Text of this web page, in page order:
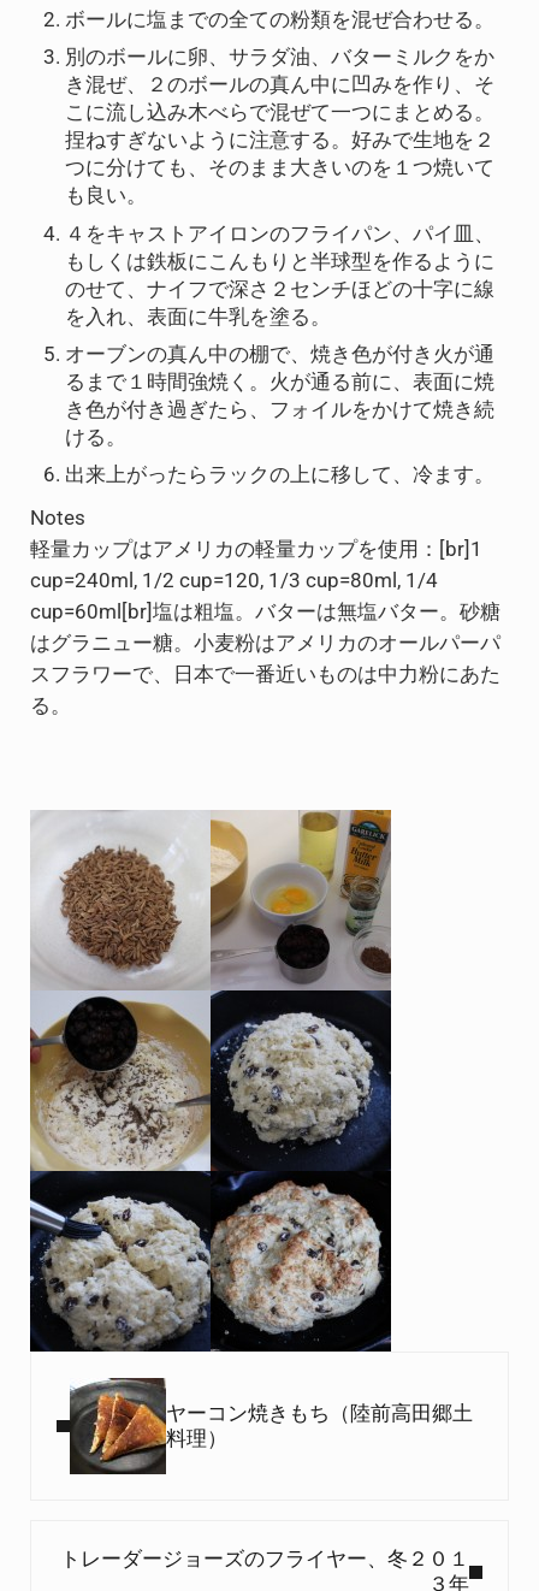
ボールに塩までの全ての粉類を混ぜ合わせる。
別のボールに卵、サラダ油、バターミルクをか
き混ぜ、２のボールの真ん中に凹みを作り、そ
こに流し込み木べらで混ぜて一つにまとめる。
捏ねすぎないように注意する。好みで生地を２
つに分けても、そのまま大きいのを１つ焼いて
も良い。
４をキャストアイロンのフライパン、パイ皿、
もしくは鉄板にこんもりと半球型を作るように
のせて、ナイフで深さ２センチほどの十字に線
を入れ、表面に牛乳を塗る。
オーブンの真ん中の棚で、焼き色が付き火が通
るまで１時間強焼く。火が通る前に、表面に焼
き色が付き過ぎたら、フォイルをかけて焼き続
ける。
出来上がったらラックの上に移して、冷ます。
Notes
軽量カップはアメリカの軽量カップを使用：[br]1
cup=240ml, 1/2 cup=120, 1/3 cup=80ml, 1/4
cup=60ml[br]塩は粗塩。バターは無塩バター。砂糖
はグラニュー糖。小麦粉はアメリカのオールパーパ
スフラワーで、日本で一番近いものは中力粉にあた
る。
ヤーコン焼きもち（陸前高田郷土
料理）
トレーダージョーズのフライヤー、冬２０１
３年